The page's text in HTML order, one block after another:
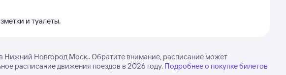
и туалеты.
Новгород Моск.. Обратите внимание, расписание может
расписание движения поездов в 2026 году. Подробнее о покупке билетов